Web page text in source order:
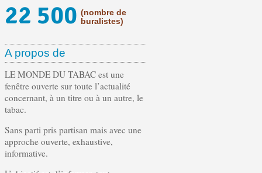
22 500 (nombre de
buralistes)
A propos de
LE MONDE DU TABAC est une
fenêtre ouverte sur toute l’actualité
concernant, à un titre ou à un autre, le
tabac.
Sans parti pris partisan mais avec une
approche ouverte, exhaustive,
informative.